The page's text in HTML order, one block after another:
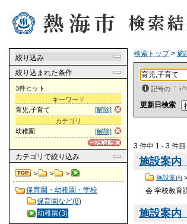
絞り込み
絞り込まれた条件
3件ヒット
キーワード
[解除]
育児,子育て
カテゴリ
[解除]
幼稚園
カテゴリ で絞り込み
> > >
保育園・幼稚園・学校
保育園など(8)
幼稚園(3)
検索トップ> 施
記号の「
更新日検索
3 件中 1 - 3 件
施設案内
施設案内 >
会 学校教
施設案内